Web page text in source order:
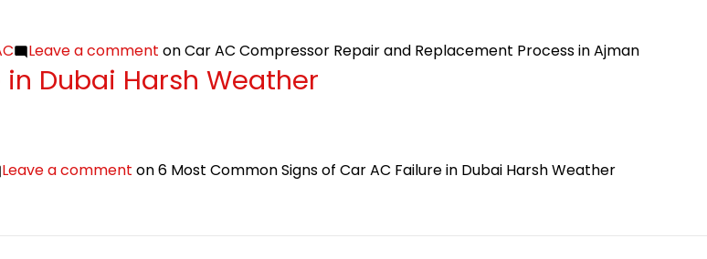
Leave a comment on Car AC Compressor Repair and Replacement Process in Ajman
Dubai Harsh Weather
Leave a comment on 6 Most Common Signs of Car AC Failure in Dubai Harsh Weather